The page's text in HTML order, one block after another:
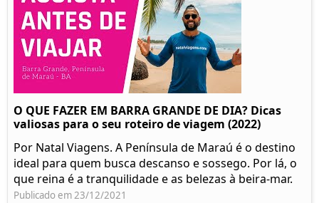
O QUE FAZER EM BARRA GRANDE DE DIA? Dicas
valiosas para o seu roteiro de viagem (2022)
Por Natal Viagens. A Península de Maraú é o destino
ideal para quem busca descanso e sossego. Por lá, o
que reina é a tranquilidade e as belezas à beira-mar.
Publicado em 23/12/2021